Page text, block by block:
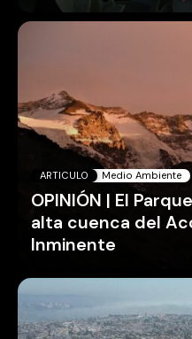
ARTICULO Medio Ambiente
OPINIÓN | El
alta cuenca del
Inminente